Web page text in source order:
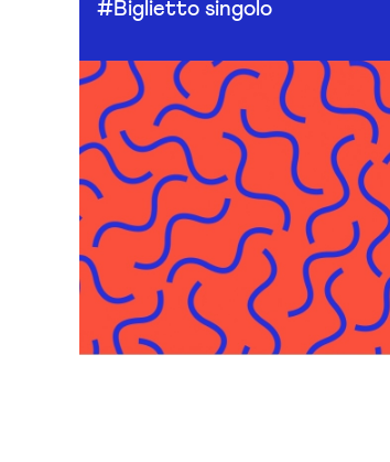
#Biglietto singolo